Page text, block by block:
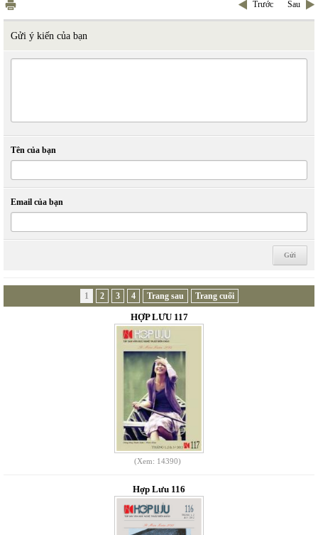
Trước Sau
Gửi ý kiến của bạn
Tên của bạn
Email của bạn
1 2 3 4 Trang sau Trang cuối
HỢP LƯU 117
(Xem: 14390)
Hợp Lưu 116